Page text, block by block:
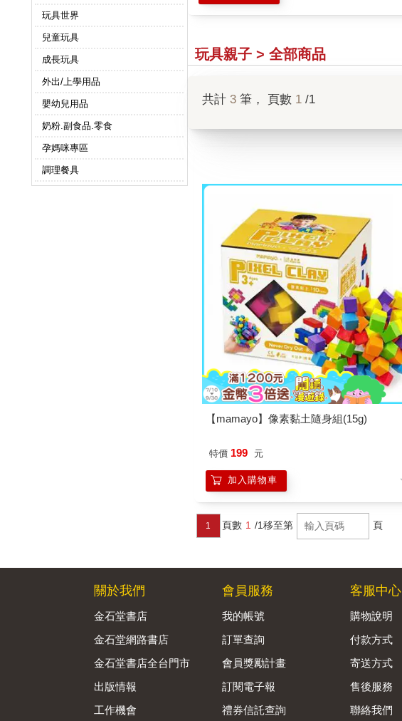
玩具世界
兒童玩具
成長玩具
外出/上學用品
嬰幼兒用品
奶粉.副食品.零食
孕媽咪專區
調理餐具
玩具親子 > 全部商品
共計 3 筆， 頁數 1 /1
【mamayo】像素黏土隨身組(15g)
特價 199 元
加入購物車
1 頁數 1 /1移至第 頁
關於我們
金石堂書店
金石堂網路書店
金石堂書店全台門市
出版情報
工作機會
會員服務
我的帳號
訂單查詢
會員獎勵計畫
訂閱電子報
禮券信託查詢
客服中心
購物說明
付款方式
寄送方式
售後服務
聯絡我們